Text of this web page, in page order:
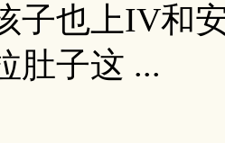
子也上IV和
肚子这 ...